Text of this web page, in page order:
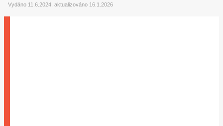
Vydáno 11.6.2024, aktualizováno 16.1.2026